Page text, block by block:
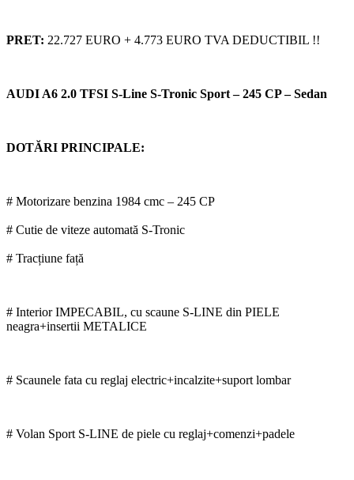
PRET: 22.727 EURO + 4.773 EURO TVA DEDUCTIBIL !!
AUDI A6 2.0 TFSI S-Line S-Tronic Sport – 245 CP – Sedan
DOTĂRI PRINCIPALE:
# Motorizare benzina 1984 cmc – 245 CP
# Cutie de viteze automată S-Tronic
# Tracțiune față
# Interior IMPECABIL, cu scaune S-LINE din PIELE
neagra+insertii METALICE
# Scaunele fata cu reglaj electric+incalzite+suport lombar
# Volan Sport S-LINE de piele cu reglaj+comenzi+padele